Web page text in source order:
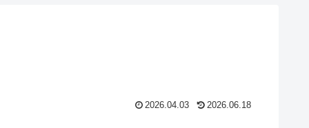
2026.04.03 2026.06.18